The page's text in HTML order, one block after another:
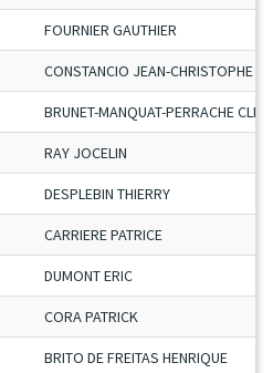
FOURNIER GAUTHIER
CONSTANCIO JEAN-CHRISTOPHE
BRUNET-MANQUAT-PERRACHE
RAY JOCELIN
DESPLEBIN THIERRY
CARRIERE PATRICE
DUMONT ERIC
CORA PATRICK
BRITO DE FREITAS HENRIQUE